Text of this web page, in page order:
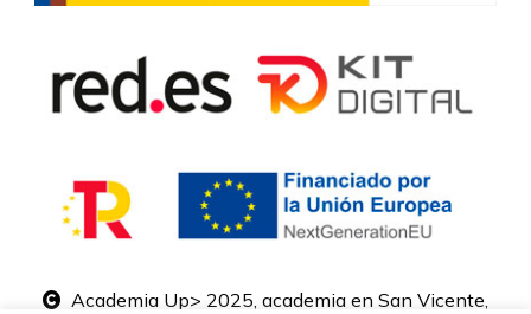
Academia Up> 2025, academia en San Vicente,